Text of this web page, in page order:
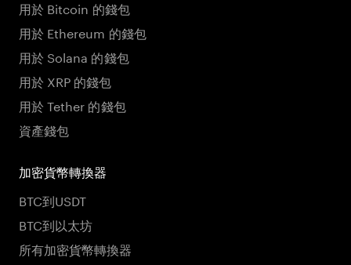
用於 Bitcoin 的錢包
用於 Ethereum 的錢包
用於 Solana 的錢包
用於 XRP 的錢包
用於 Tether 的錢包
資產錢包
加密貨幣轉換器
BTC到USDT
BTC到以太坊
所有加密貨幣轉換器